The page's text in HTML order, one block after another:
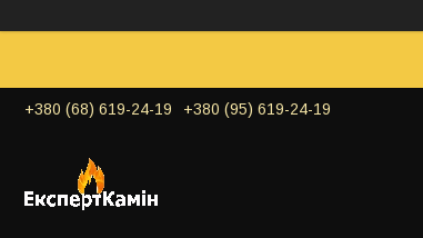
+380 (68) 619-24-19 +380 (95) 619-24-19